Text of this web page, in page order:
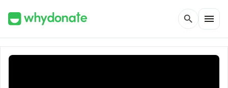
search menu